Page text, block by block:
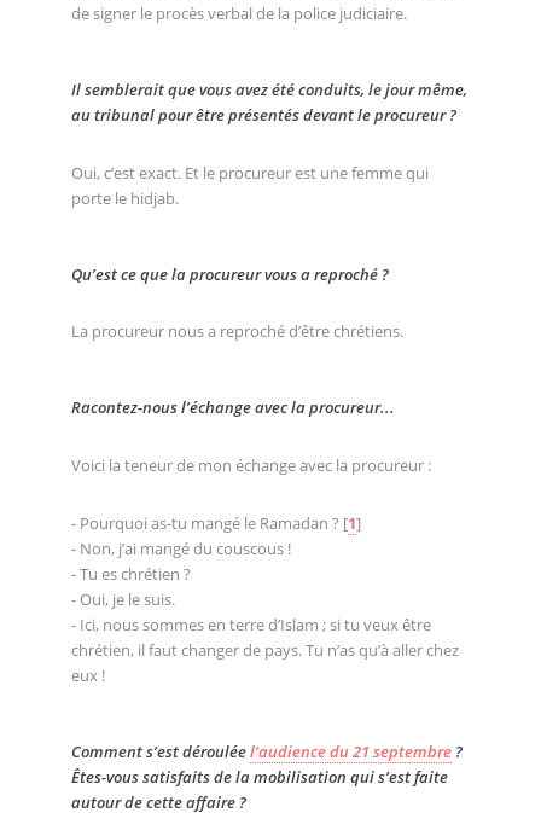
de signer le procès verbal de la police judiciaire.
Il semblerait que vous avez été conduits, le jour même,
au tribunal pour être présentés devant le procureur ?
Oui, c’est exact. Et le procureur est une femme qui
porte le hidjab.
Qu’est ce que la procureur vous a reproché ?
La procureur nous a reproché d’être chrétiens.
Racontez-nous l’échange avec la procureur...
Voici la teneur de mon échange avec la procureur :
- Pourquoi as-tu mangé le Ramadan ? [1]
- Non, j’ai mangé du couscous !
- Tu es chrétien ?
- Oui, je le suis.
- Ici, nous sommes en terre d’Islam ; si tu veux être
chrétien, il faut changer de pays. Tu n’as qu’à aller chez
eux !
Comment s’est dérouléel’audience du 21 septembre?
Êtes-vous satisfaits de la mobilisation qui s’est faite
autour de cette affaire ?